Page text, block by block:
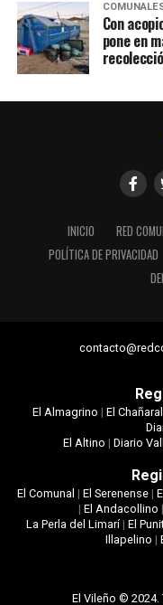
Con
pone en
INICIO RED
POLÍTICA DE PRIVACIDAD
El Almagrino | El
El Altino | Diario
El Comunal | El Serenense|
| El Andacollino |
La Perla del Limarí|El
Illapelino |
El Vileño ©